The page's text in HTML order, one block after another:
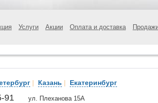
Услуги Акции Оплата и доставка
| Казань | Екатеринбург
91 ул. Плеханова 15А